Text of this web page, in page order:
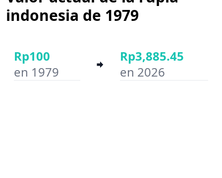
Indonesia
Año inicial
indonesia de 1979
Rp100
en 1979
Rp3,885.45
en 2026